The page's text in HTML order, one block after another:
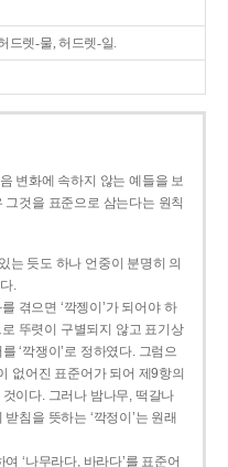
드렛-물, 허드렛-일.
변화에 속하지 않는 예들을 보
것을 표준으로 삼는다는 원칙
는 듯도 하나 언중이 분명히 의
.
겪으면 ‘깍젱이’가 되어야 하
로 뚜렷이 구별되지 않고 표기상
‘깍쟁이’로 정하였다. 그럼으
없어진 표준어가 되어 제9항의
이다. 그러나 밤나무, 떡갈나
침을 뜻하는 ‘깍정이’는 원래
‘나무라다, 바라다’를 표준어